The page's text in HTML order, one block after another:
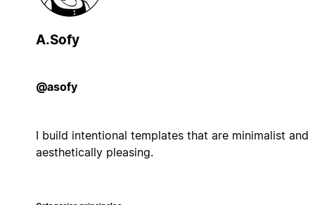
A.Sofy
@asofy
I build intentional templates that are minimalist and
aesthetically pleasing.